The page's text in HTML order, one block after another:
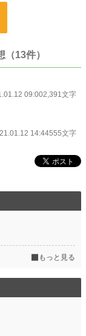
（13件）
09:002,391文字
14:44555文字
もっと見る